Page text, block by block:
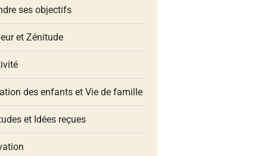
ses objectifs
et Zénitude
des enfants et Vie de famille
et Idées reçues